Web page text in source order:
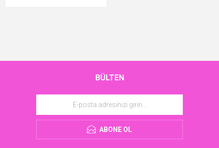
BÜLTEN
ABONE OL